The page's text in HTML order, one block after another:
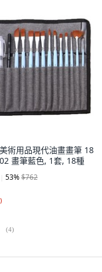
術用品現代油畫畫筆 18
畫筆藍色, 1套, 18種
53%$762
)
(4)